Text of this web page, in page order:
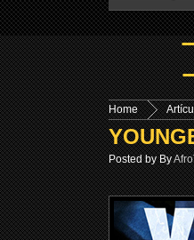
Home
Posted by By